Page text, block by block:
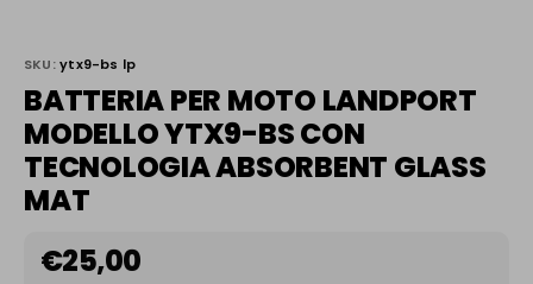
SKU: ytx9-bs lp
BATTERIA PER MOTO LANDPORT
MODELLO YTX9-BS CON
TECNOLOGIA ABSORBENT GLASS
MAT
€25,00